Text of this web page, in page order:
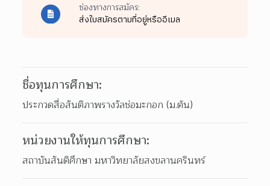
ช่องทางการสมัคร:
ส่งใบสมัครตามที่อยู่หรืออีเมล
ชื่อทุนการศึกษา:
ประกวดสื่อสันติภาพรางวัลช่อมะกอก (ม.ต้น)
หน่วยงานให้ทุนการศึกษา:
สถาบันสันติศึกษา มหาวิทยาลัยสงขลานครินทร์